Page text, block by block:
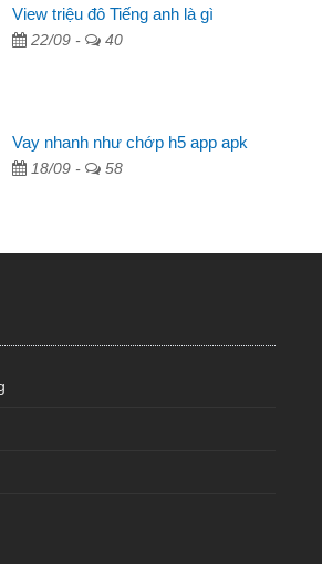
định vay
trong 1-2 ngày tôi trả
thời và nhanh chóng
View triệu đô Tiếng anh là gì
22/09 - 40
Vay nhanh như chớp h5 app apk
18/09 - 58